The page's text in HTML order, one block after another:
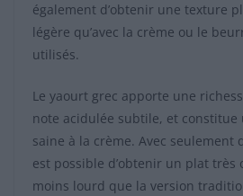
également d’obtenir une texture
légère qu’avec la crème ou le
utilisés.
Le yaourt grec apporte une
note acidulée subtile, et
saine à la crème. Avec
est possible d’obtenir un plat très
moins lourd que la version